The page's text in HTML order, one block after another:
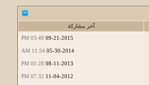
آخر مشاركة
09-21-2015
03:48 PM
05-30-2014
11:54 AM
08-11-2013
01:28 PM
11-04-2012
07:32 PM